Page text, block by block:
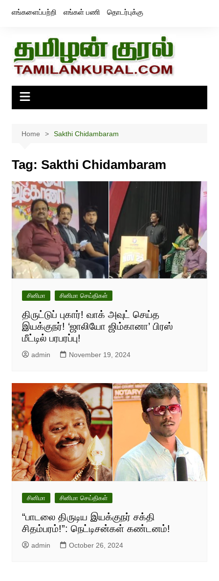
எங்களைப்பற்றி எங்கள் பணி தொடர்புக்கு
Home Sakthi Chidambaram
Tag: Sakthi Chidambaram
சினிமா சினிமா செய்திகள்
திருட்டுப் புகார்! வாக் அவுட் செய்த
இயக்குநர்! ‘ஜாலியோ ஜிம்கானா’ பிரஸ்
மீட்டில் பரபரப்பு!
admin November 19, 2024
சினிமா சினிமா செய்திகள்
“பாடலை திருடிய இயக்குநர் சக்தி
சிதம்பரம்!”: நெட்டிசன்கள் கண்டனம்!
admin October 26, 2024